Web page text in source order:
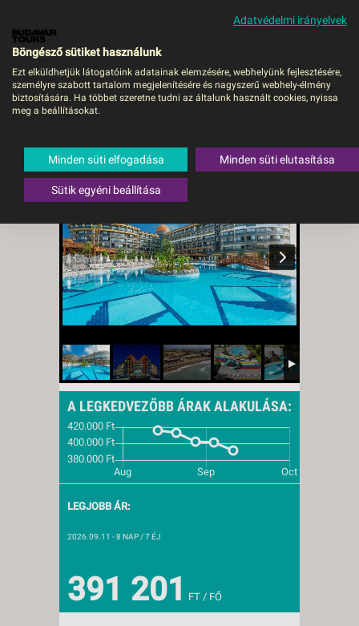
MENÜ
Arnor Deluxe Hotel & Spa -
Törökország,Török riviéra,Side
A LEGKEDVEZŐBB ÁRAK ALAKULÁSA:
LEGJOBB ÁR:
2026.09.11 - 8 NAP / 7 ÉJ
391 201 FT / FŐ
Adatvédelmi irányelvek
Böngésző sütiket használunk
Ezt elküldhetjük látogatóink adatainak elemzésére, webhelyünk fejlesztésére,
személyre szabott tartalom megjelenítésére és nagyszerű webhely-élmény
biztosítására. Ha többet szeretne tudni az általunk használt cookies, nyissa
meg a beállításokat.
Minden süti elfogadása Minden süti elutasítása
Sütik egyéni beállítása